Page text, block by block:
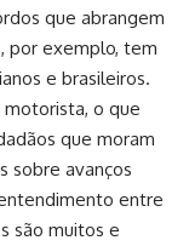
que abrangem
por exemplo, tem
e brasileiros.
o que
que moram
sobre avanços
entre
são muitos e